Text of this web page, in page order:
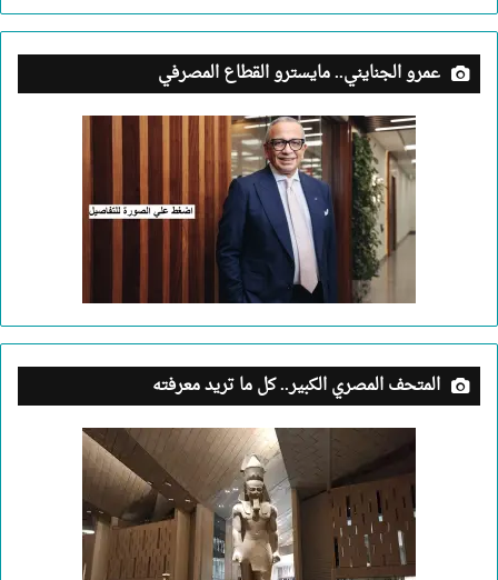
عمرو الجنايني.. مايسترو القطاع المصرفي
المتحف المصري الكبير.. كل ما تريد معرفته